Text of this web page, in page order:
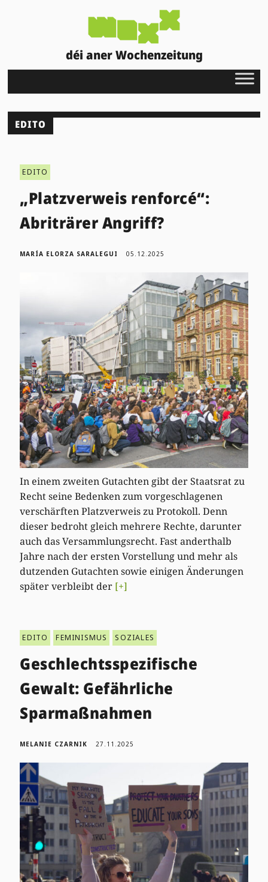
déi aner Wochenzeitung
EDITO
EDITO
„Platzverweis renforcé“:
Abriträrer Angriff?
MARÍA ELORZA SARALEGUI 05.12.2025
In einem zweiten Gutachten gibt der Staatsrat zu
Recht seine Bedenken zum vorgeschlagenen
verschärften Platzverweis zu Protokoll. Denn
dieser bedroht gleich mehrere Rechte, darunter
auch das Versammlungsrecht. Fast anderthalb
Jahre nach der ersten Vorstellung und mehr als
dutzenden Gutachten sowie einigen Änderungen
später verbleibt der [+]
EDITO FEMINISMUS SOZIALES
Geschlechtsspezifische
Gewalt: Gefährliche
Sparmaßnahmen
MELANIE CZARNIK 27.11.2025